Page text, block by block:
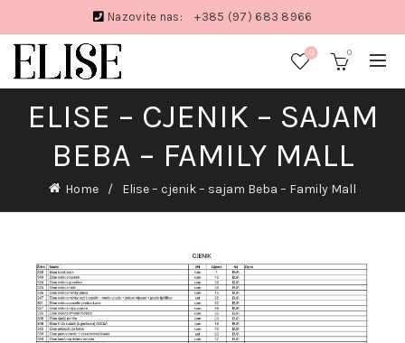
Nazovite nas: +385 (97) 683 8966
0 0
ELISE – CJENIK – SAJAM
BEBA – FAMILY MALL
Home Elise – cjenik – sajam Beba – Family Mall